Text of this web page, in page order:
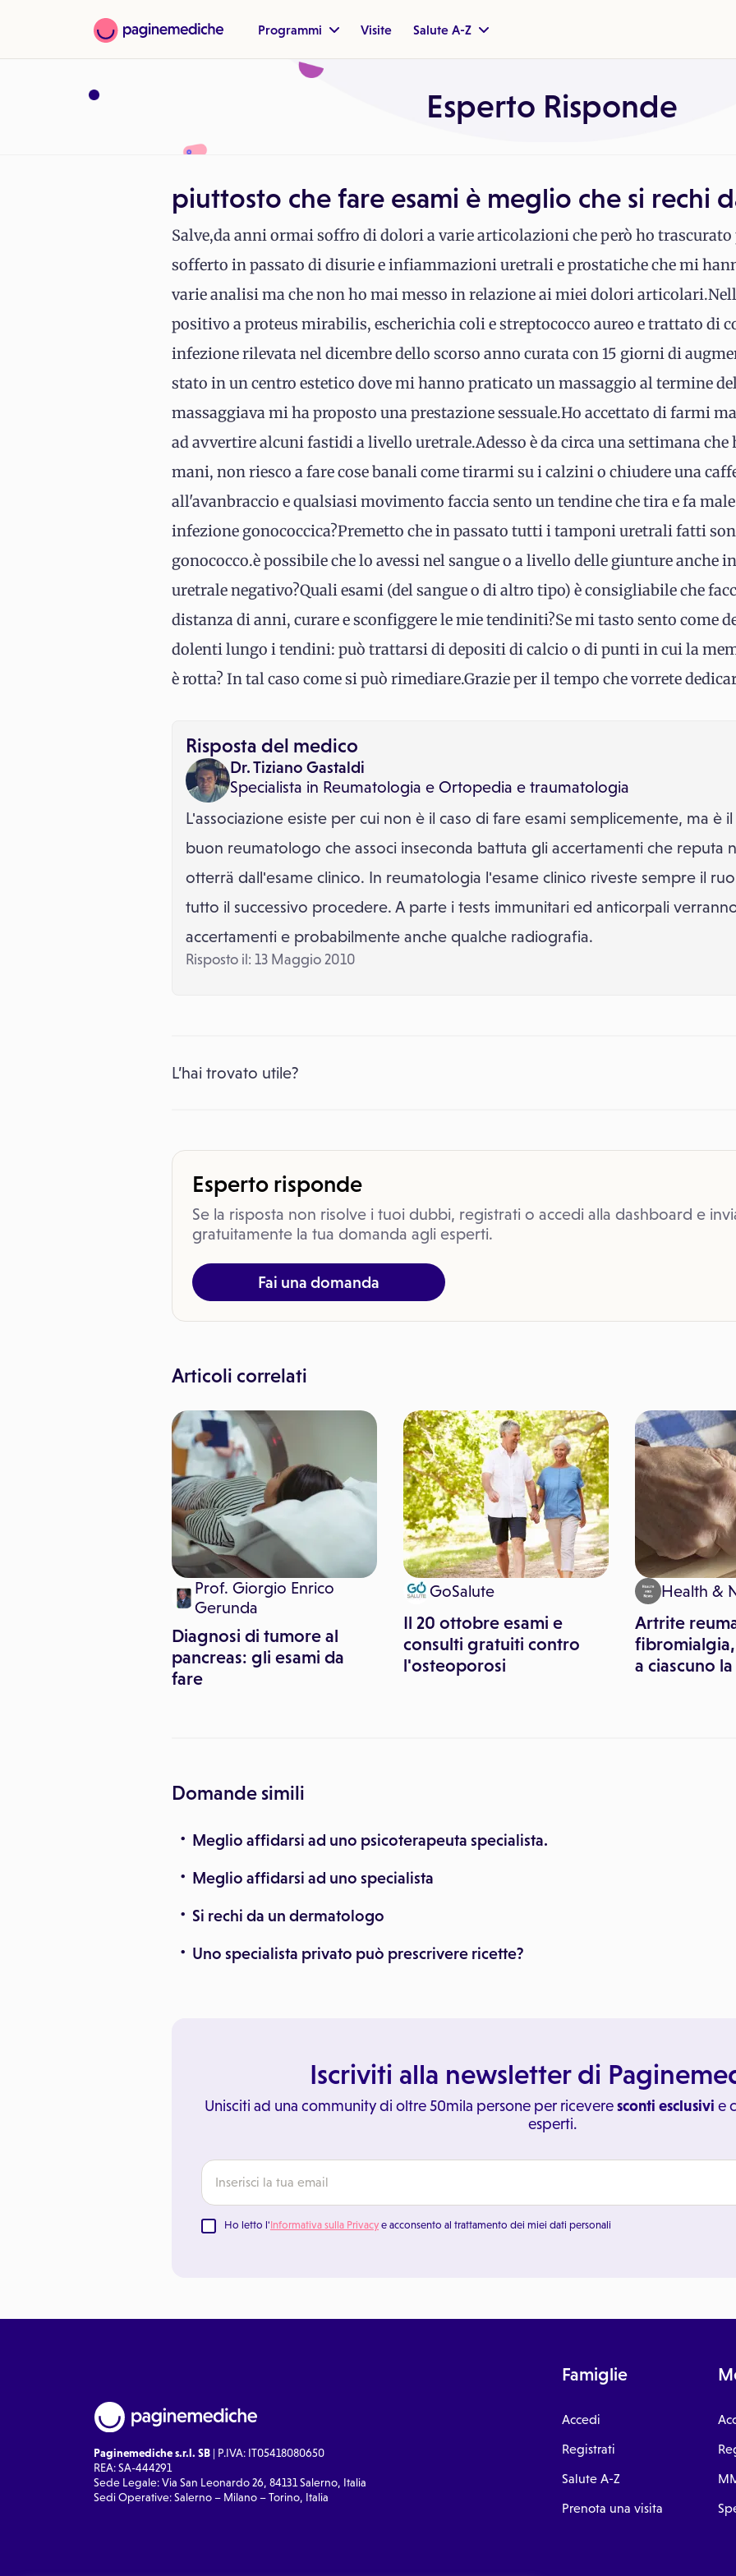
Programmi Visite Salute A-Z
Esperto Risponde
piuttosto che fare esami è meglio che si rechi
Salve,da anni ormai soffro di dolori a varie articolazioni che però ho
sofferto in passato di disurie e infiammazioni uretrali e prostatiche che mi
varie analisi ma che non ho mai messo in relazione ai miei dolori
positivo a proteus mirabilis, escherichia coli e streptococco aureo e trattato di
infezione rilevata nel dicembre dello scorso anno curata con 15 giorni di
stato in un centro estetico dove mi hanno praticato un massaggio al termine
massaggiava mi ha proposto una prestazione sessuale.Ho accettato di farmi
ad avvertire alcuni fastidi a livello uretrale.Adesso è da circa una settimana
mani, non riesco a fare cose banali come tirarmi su i calzini o chiudere una
all'avanbraccio e qualsiasi movimento faccia sento un tendine che tira e fa
infezione gonococcica?Premetto che in passato tutti i tamponi uretrali fatti
gonococco.è possibile che lo avessi nel sangue o a livello delle giunture anche
uretrale negativo?Quali esami (del sangue o di altro tipo) è consigliabile che
distanza di anni, curare e sconfiggere le mie tendiniti?Se mi tasto sento come
dolenti lungo i tendini: può trattarsi di depositi di calcio o di punti in cui la
è rotta? In tal caso come si può rimediare.Grazie per il tempo che vorrete
Risposta del medico
Dr. Tiziano Gastaldi
Specialista in Reumatologia e Ortopedia e traumatologia
L'associazione esiste per cui non è il caso di fare esami semplicemente, ma è
buon reumatologo che associ inseconda battuta gli accertamenti che reputa
otterrä dall'esame clinico. In reumatologia l'esame clinico riveste sempre il
tutto il successivo procedere. A parte i tests immunitari ed anticorpali
accertamenti e probabilmente anche qualche radiografia.
Risposto il: 13 Maggio 2010
L’hai trovato utile?
Esperto risponde
Se la risposta non risolve i tuoi dubbi, registrati o accedi alla dashboard e
gratuitamente la tua domanda agli esperti.
Fai una domanda
Articoli correlati
Prof. Giorgio Enrico
Gerunda
Diagnosi di tumore al
pancreas: gli esami da
fare
GoSalute
Il 20 ottobre esami e
consulti gratuiti contro
l'osteoporosi
Health &
Artrite
a ciascuno
Domande simili
Meglio affidarsi ad uno psicoterapeuta specialista.
Meglio affidarsi ad uno specialista
Si rechi da un dermatologo
Uno specialista privato può prescrivere ricette?
Iscriviti alla newsletter di
Unisciti ad una community di oltre 50mila persone per riceveresconti esclusivi e
esperti.
Ho letto l'Informativa sulla Privacy e acconsento al trattamento dei miei dati personali
Paginemediche s.r.l. SB | P.IVA: IT05418080650
REA: SA-444291
Sede Legale: Via San Leonardo 26, 84131 Salerno, Italia
Sedi Operative: Salerno – Milano – Torino, Italia
Famiglie
Accedi
Registrati
Salute A-Z
Prenota una visita